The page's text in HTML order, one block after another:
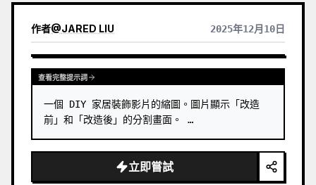
作者@JARED LIU 2025年12月10日
查看完整提示詞
一個 DIY 家居裝飾影片的縮圖。圖片顯示「改造
前」和「改造後」的分割畫面。 …
立即嘗試